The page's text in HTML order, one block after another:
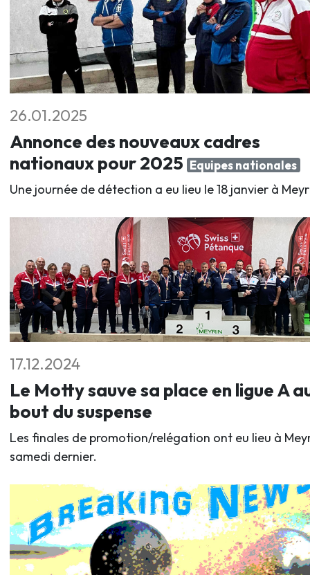
26.01.2025
Annonce des nouveaux cadres
nationaux pour 2025 Equipes nationales
Une journée de détection a eu lieu le 18 janvier à
17.12.2024
Le Motty sauve sa place en ligue A
bout du suspense
Les finales de promotion/relégation ont eu lieu à
samedi dernier.